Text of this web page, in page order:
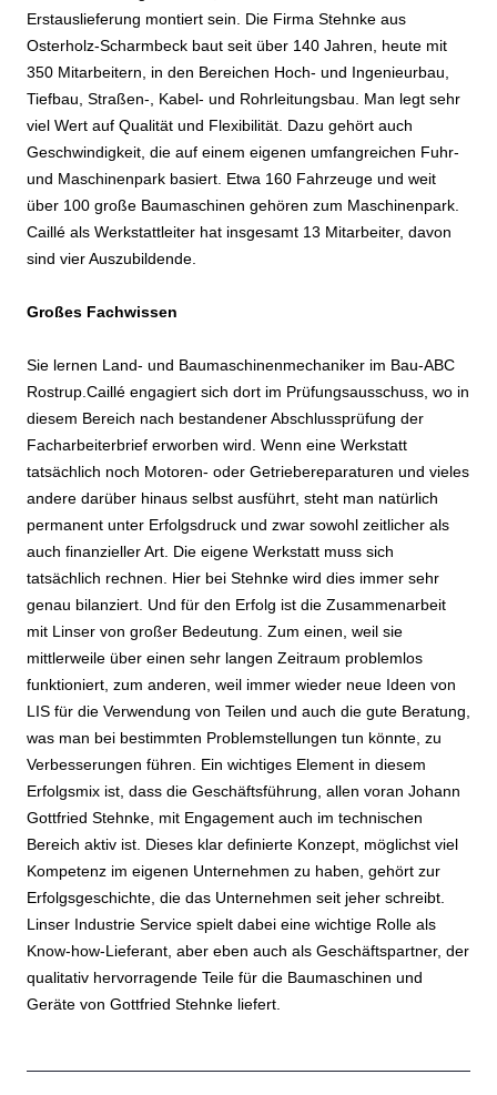
Erstauslieferung montiert sein. Die Firma Stehnke aus
Osterholz-Scharmbeck baut seit über 140 Jahren, heute mit
350 Mitarbeitern, in den Bereichen Hoch- und Ingenieurbau,
Tiefbau, Straßen-, Kabel- und Rohrleitungsbau. Man legt sehr
viel Wert auf Qualität und Flexibilität. Dazu gehört auch
Geschwindigkeit, die auf einem eigenen umfangreichen Fuhr-
und Maschinenpark basiert. Etwa 160 Fahrzeuge und weit
über 100 große Baumaschinen gehören zum Maschinenpark.
Caillé als Werkstattleiter hat insgesamt 13 Mitarbeiter, davon
sind vier Auszubildende.
Großes Fachwissen
Sie lernen Land- und Baumaschinenmechaniker im Bau-ABC
Rostrup.Caillé engagiert sich dort im Prüfungsausschuss, wo in
diesem Bereich nach bestandener Abschlussprüfung der
Facharbeiterbrief erworben wird. Wenn eine Werkstatt
tatsächlich noch Motoren- oder Getriebereparaturen und vieles
andere darüber hinaus selbst ausführt, steht man natürlich
permanent unter Erfolgsdruck und zwar sowohl zeitlicher als
auch finanzieller Art. Die eigene Werkstatt muss sich
tatsächlich rechnen. Hier bei Stehnke wird dies immer sehr
genau bilanziert. Und für den Erfolg ist die Zusammenarbeit
mit Linser von großer Bedeutung. Zum einen, weil sie
mittlerweile über einen sehr langen Zeitraum problemlos
funktioniert, zum anderen, weil immer wieder neue Ideen von
LIS für die Verwendung von Teilen und auch die gute Beratung,
was man bei bestimmten Problemstellungen tun könnte, zu
Verbesserungen führen. Ein wichtiges Element in diesem
Erfolgsmix ist, dass die Geschäftsführung, allen voran Johann
Gottfried Stehnke, mit Engagement auch im technischen
Bereich aktiv ist. Dieses klar definierte Konzept, möglichst viel
Kompetenz im eigenen Unternehmen zu haben, gehört zur
Erfolgsgeschichte, die das Unternehmen seit jeher schreibt.
Linser Industrie Service spielt dabei eine wichtige Rolle als
Know-how-Lieferant, aber eben auch als Geschäftspartner, der
qualitativ hervorragende Teile für die Baumaschinen und
Geräte von Gottfried Stehnke liefert.